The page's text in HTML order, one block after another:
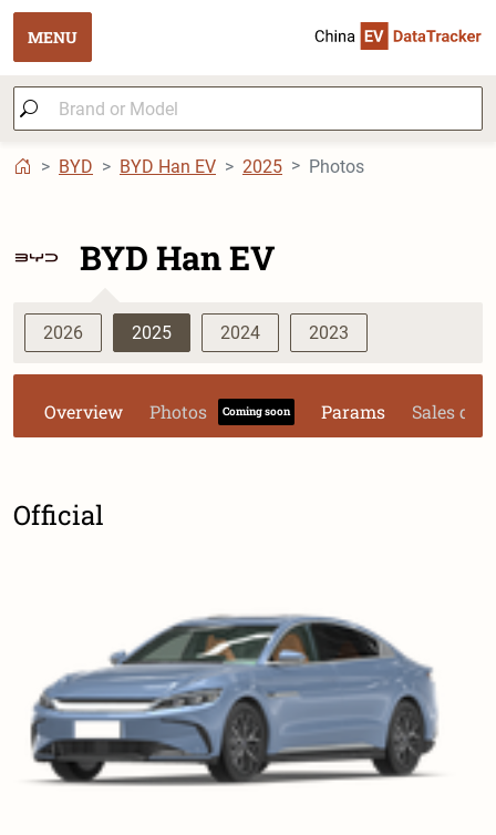
MENU
BYD BYD Han EV 2025 Photos
BYD Han EV
2026 2025 2024 2023
Overview Photos Coming soon Params Sales data
Official